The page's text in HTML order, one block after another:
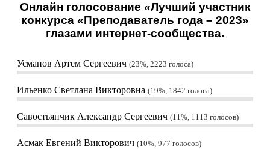
Онлайн голосование «Лучший участник
конкурса «Преподаватель года – 2023»
глазами интернет-сообщества.
Усманов Артем Сергеевич 23%, 2223 голоса
Ильенко Светлана Викторовна 19%, 1842 голоса
Савостьянчик Александр Сергеевич 11%, 1113 голосов
Асмак Евгений Викторович 10%, 977 голосов